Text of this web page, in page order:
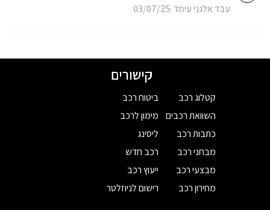
עבד אלגני עימד 03/07/25
קישורים
קטלוג רכב
השוואת רכבים
כתבות רכב
מבחני רכב
מבצעי רכב
מחירון רכב
ביטוח רכב
מימון לרכב
ליסינג
רכב חדש
ייעוץ רכב
רישום לניוזלטר